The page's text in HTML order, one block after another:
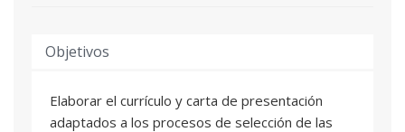
Objetivos
Elaborar el currículo y carta de presentación
adaptados a los procesos de selección de las